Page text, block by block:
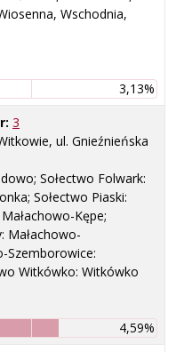
Wschodnia,
3,13%
3
ul. Gnieźnieńska
Sołectwo Folwark:
Sołectwo Piaski:
Kępe;
Małachowo-
Szemborowice:
Witkówko: Witkówko
4,59%